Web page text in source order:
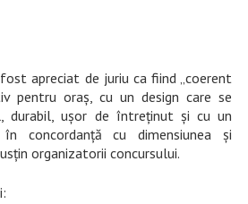
apreciat de juriu ca fiind „coerent
pentru oraş, cu un design care se
durabil, uşor de întreţinut şi cu un
concordanţă cu dimensiunea şi
organizatorii concursului.